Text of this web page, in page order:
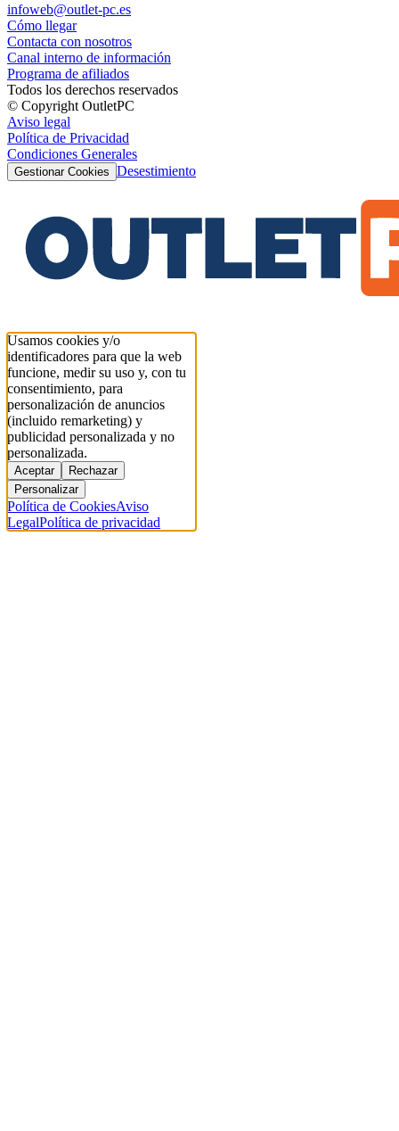
infoweb@outlet-pc.es
Cómo llegar
Contacta con nosotros
Canal interno de información
Programa de afiliados
Todos los derechos reservados
© Copyright OutletPC
Aviso legal
Política de Privacidad
Condiciones Generales
Gestionar Cookies Desestimiento
Usamos cookies y/o
identificadores para que la web
funcione, medir su uso y, con tu
consentimiento, para
personalización de anuncios
(incluido remarketing) y
publicidad personalizada y no
personalizada.
Aceptar
Rechazar
Personalizar
Política de CookiesAviso
LegalPolítica de privacidad